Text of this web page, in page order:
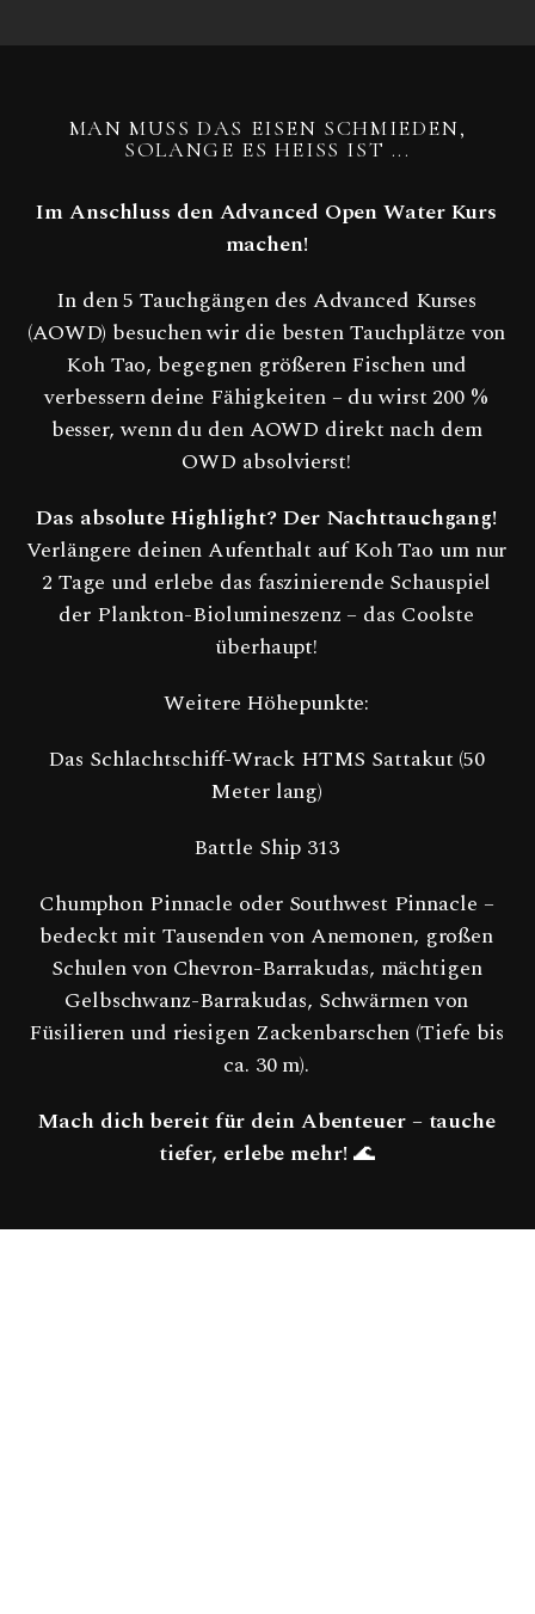
MAN MUSS DAS EISEN SCHMIEDEN,
SOLANGE ES HEISS IST ...
Im Anschluss den Advanced Open Water Kurs
machen!
In den 5 Tauchgängen des Advanced Kurses
(AOWD) besuchen wir die besten Tauchplätze von
Koh Tao, begegnen größeren Fischen und
verbessern deine Fähigkeiten – du wirst 200 %
besser, wenn du den AOWD direkt nach dem
OWD absolvierst!
Das absolute Highlight? Der Nachttauchgang!
Verlängere deinen Aufenthalt auf Koh Tao um nur
2 Tage und erlebe das faszinierende Schauspiel
der Plankton-Biolumineszenz – das Coolste
überhaupt!
Weitere Höhepunkte:
Das Schlachtschiff-Wrack HTMS Sattakut (50
Meter lang)
Battle Ship 313
Chumphon Pinnacle oder Southwest Pinnacle –
bedeckt mit Tausenden von Anemonen, großen
Schulen von Chevron-Barrakudas, mächtigen
Gelbschwanz-Barrakudas, Schwärmen von
Füsilieren und riesigen Zackenbarschen (Tiefe bis
ca. 30 m).
Mach dich bereit für dein Abenteuer – tauche
tiefer, erlebe mehr!🌊